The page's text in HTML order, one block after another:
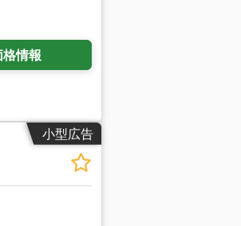
情報
小型広告